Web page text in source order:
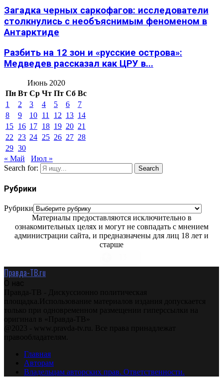
Загадка черных саркофагов: исследователи
столкнулись с необъяснимым феноменом в
Антарктиде
Разбить на 12 зон и «русские острова»:
Медведев рассказал как ЦРУ в...
Июнь 2020
Пн Вт Ср Чт Пт Сб Вс
1
2 3 4 5 6
7
8
9 10 11 12 13 14
15 16 17 18 19 20 21
22
23 24 25 26 27 28
29 30
« Май
Июл »
Search for:
Search
Рубрики
Рубрики
Материалы предоставляются исключительно в
ознакомительных целях и могут не совпадать с мнением
администрации сайта, и предназначены для лиц 18 лет и
старше
Правда-ТВ.ru
О нас
Правда-ТВ - Дискуссионно политическая
площадка.Использование материалов издания допускается
только при одновременном размещении гиперссылки на
оригинал в «Правда-ТВ»
@2023 - www.pravda-tv.ru. Все права принадлежат
правообладателям.
Главная
Авторам
Владельцам авторских прав. Ответственности.